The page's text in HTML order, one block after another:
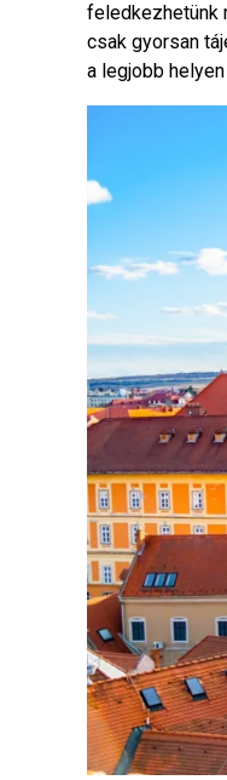
feledkezhetünk
csak gyorsan
a legjobb